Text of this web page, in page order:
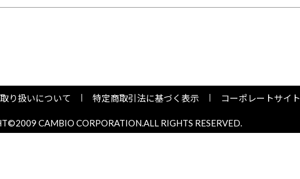
り扱いについて 特定商取引法に基づく表示 コーポレートサイト
CAMBIO CORPORATION.ALL RIGHTS RESERVED.